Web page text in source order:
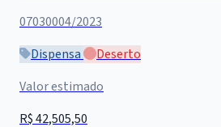
07030004/2023
Dispensa
Deserto
Valor estimado
R$ 42,505,50